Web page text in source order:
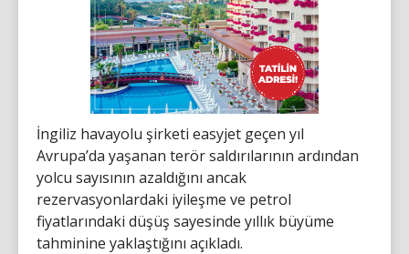
İngiliz havayolu şirketi easyjet geçen yıl
Avrupa’da yaşanan terör saldırılarının ardından
yolcu sayısının azaldığını ancak
rezervasyonlardaki iyileşme ve petrol
fiyatlarındaki düşüş sayesinde yıllık büyüme
tahminine yaklaştığını açıkladı.